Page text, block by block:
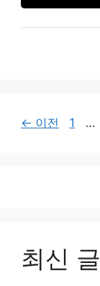
← 이전
페
1 …
최신 글